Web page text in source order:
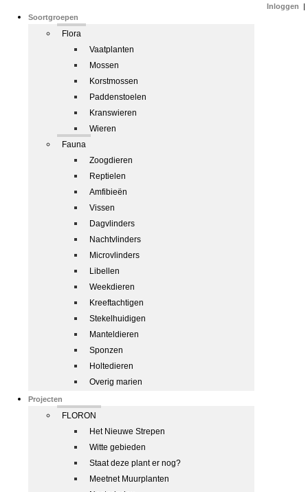
Soortgroepen
Flora
Vaatplanten
Mossen
Korstmossen
Paddenstoelen
Kranswieren
Wieren
Fauna
Zoogdieren
Reptielen
Amfibieën
Vissen
Dagvlinders
Nachtvlinders
Microvlinders
Libellen
Weekdieren
Kreeftachtigen
Stekelhuidigen
Manteldieren
Sponzen
Holtedieren
Overig marien
Projecten
FLORON
Het Nieuwe Strepen
Witte gebieden
Staat deze plant er nog?
Meetnet Muurplanten
Inloggen |